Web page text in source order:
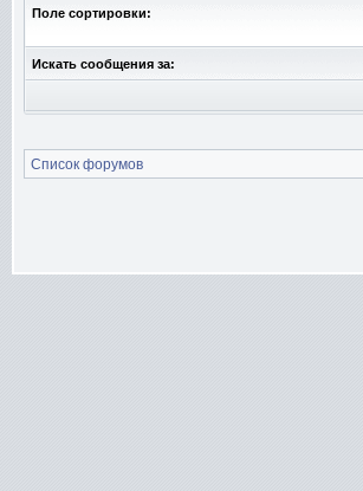
Поле сортировки:
Искать сообщения за:
Список форумов